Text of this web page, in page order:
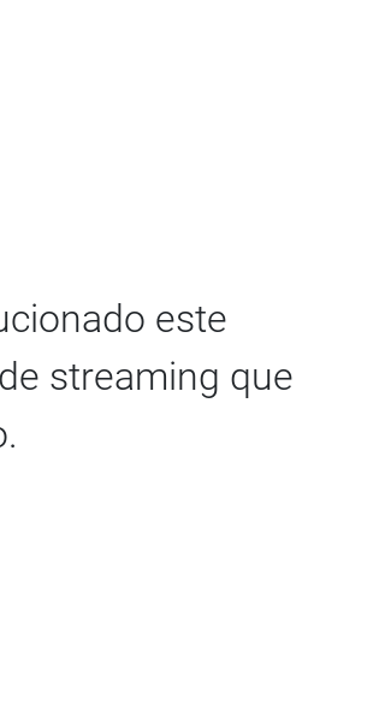
este
streaming que